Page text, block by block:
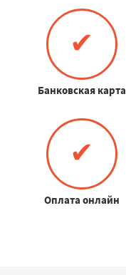
✔
Банковская карта
✔
Оплата онлайн